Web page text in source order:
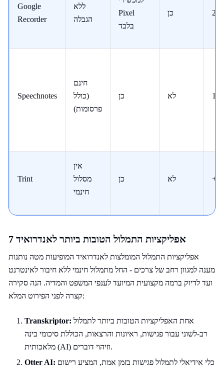
Google
Recorder
ללא
הגבלה
Pixel
בלבד
כן 20+
Speechnotes
חינם
(כולל
פרסומות)
כן לא
Trint
אין
מסלול
חינמי
כן לא +31
7 אפליקציות התמלול הטובות ביותר לאנדרואיד
אפליקציות התמלול המומלצות לאנדרואיד המופיעות מטה נותנות
מענה למגוון רחב של צרכים - החל מתמלול חינמי ללא חיבור לאינטרנט
ועד לדיוק ברמה מקצועית המיועד לענפי המשפט והמדיה. הנה סקירה
קצרה לפני הפירוט המלא:
Transkriptor:
רב-לשוני עבור פגישות, ראיונות והרצאות, הכוללת סיכומי בינה
מלאכותית (AI) וזיהוי דוברים.
Otter AI: